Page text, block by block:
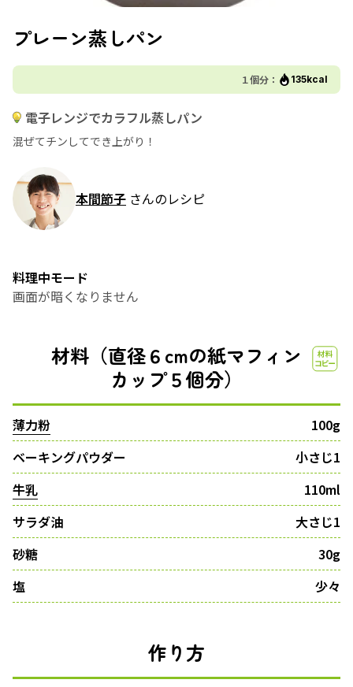
プレーン蒸しパン
１個分： 135kcal
電子レンジでカラフル蒸しパン
混ぜてチンしてでき上がり！
本間節子 さんのレシピ
料理中モード
画面が暗くなりません
材料（直径６cmの紙マフィン
カップ５個分）
薄力粉
100g
ベーキングパウダー
小さじ1
牛乳
110ml
サラダ油
大さじ1
砂糖
30g
塩
少々
作り方